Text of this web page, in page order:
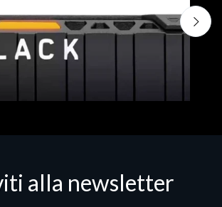
alla newsletter